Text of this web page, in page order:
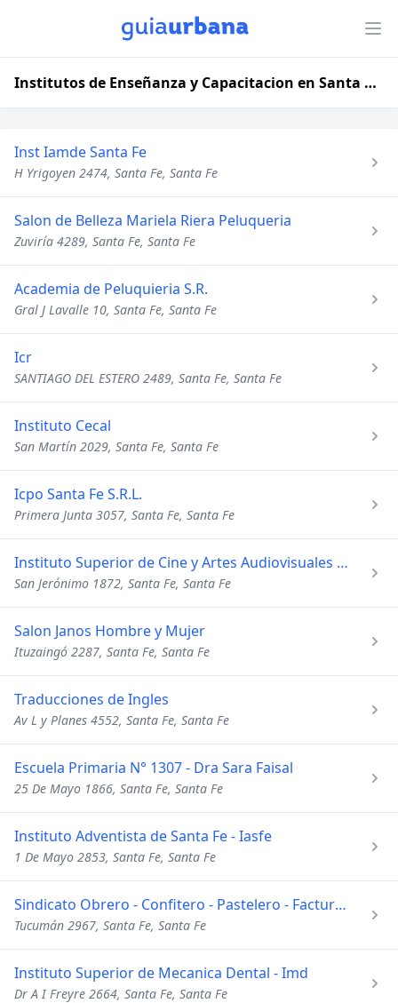
Institutos de Enseñanza y Capacitacion en Santa Fe, Santa Fe
Inst Iamde Santa Fe
H Yrigoyen 2474, Santa Fe, Santa Fe
Salon de Belleza Mariela Riera Peluqueria
Zuviría 4289, Santa Fe, Santa Fe
Academia de Peluquieria S.R.
Gral J Lavalle 10, Santa Fe, Santa Fe
Icr
SANTIAGO DEL ESTERO 2489, Santa Fe, Santa Fe
Instituto Cecal
San Martín 2029, Santa Fe, Santa Fe
Icpo Santa Fe S.R.L.
Primera Junta 3057, Santa Fe, Santa Fe
Instituto Superior de Cine y Artes Audiovisuales de Santa Fe
San Jerónimo 1872, Santa Fe, Santa Fe
Salon Janos Hombre y Mujer
Ituzaingó 2287, Santa Fe, Santa Fe
Traducciones de Ingles
Av L y Planes 4552, Santa Fe, Santa Fe
Escuela Primaria N° 1307 - Dra Sara Faisal
25 De Mayo 1866, Santa Fe, Santa Fe
Instituto Adventista de Santa Fe - Iasfe
1 De Mayo 2853, Santa Fe, Santa Fe
Sindicato Obrero - Confitero - Pastelero - Facturero
Tucumán 2967, Santa Fe, Santa Fe
Instituto Superior de Mecanica Dental - Imd
Dr A I Freyre 2664, Santa Fe, Santa Fe